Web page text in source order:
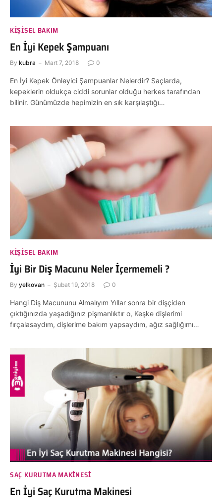
KIŞISEL BAKIM
En İyi Kepek Şampuanı
By kubra Mart 7, 2018 0
En İyi Kepek Önleyici Şampuanlar Nelerdir? Saçlarda,
kepeklerin oldukça ciddi sorunlar olduğu herkes tarafından
bilinir. Günümüzde hepimizin en sık karşılaştığı…
KIŞISEL BAKIM
İyi Bir Diş Macunu Neler İçermemeli ?
By yelkovan Şubat 19, 2018 0
Hangi Diş Macununu Almalıyım Yıllar sonra bir dişçiden
çıktığınızda yaşadığınız pişmanlıktır o, Keşke dişlerimi
fırçalasaydım, dişlerime bakım yapsaydım, ağız sağlığımı…
SAÇ KURUTMA MAKINESI
En İyi Saç Kurutma Makinesi